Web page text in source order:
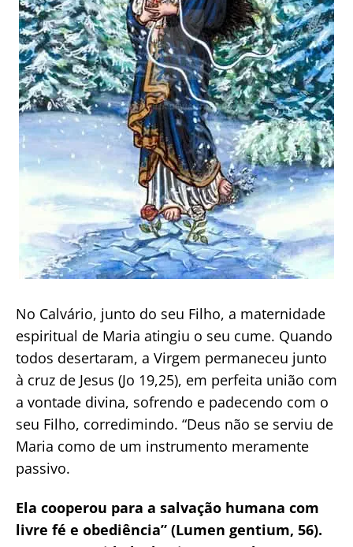
No Calvário, junto do seu Filho, a maternidade
espiritual de Maria atingiu o seu cume. Quando
todos desertaram, a Virgem permaneceu junto
à cruz de Jesus (Jo 19,25), em perfeita união com
a vontade divina, sofrendo e padecendo com o
seu Filho, corredimindo. “Deus não se serviu de
Maria como de um instrumento meramente
passivo.
Ela cooperou para a salvação humana com
livre fé e obediência” (Lumen gentium, 56).